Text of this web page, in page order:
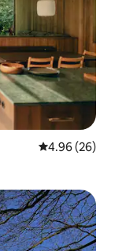
レビュー26
4.96 (26)